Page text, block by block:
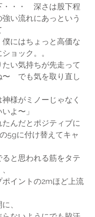
・・　深さは股下程
い流れにあっという
にはちょっと高価な
ョック。。
い気持ちが先走って
　でも気を取り直し
神様がミノーじゃなく
よ〜」
んだとポジティブに
5gに付け替えてキャ
と思われる筋をタテ
ポイントの2mほど上流
、